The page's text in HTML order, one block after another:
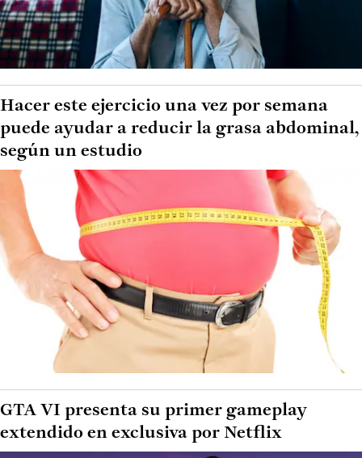
Hacer este ejercicio una vez por semana
puede ayudar a reducir la grasa abdominal,
según un estudio
GTA VI presenta su primer gameplay
extendido en exclusiva por Netflix